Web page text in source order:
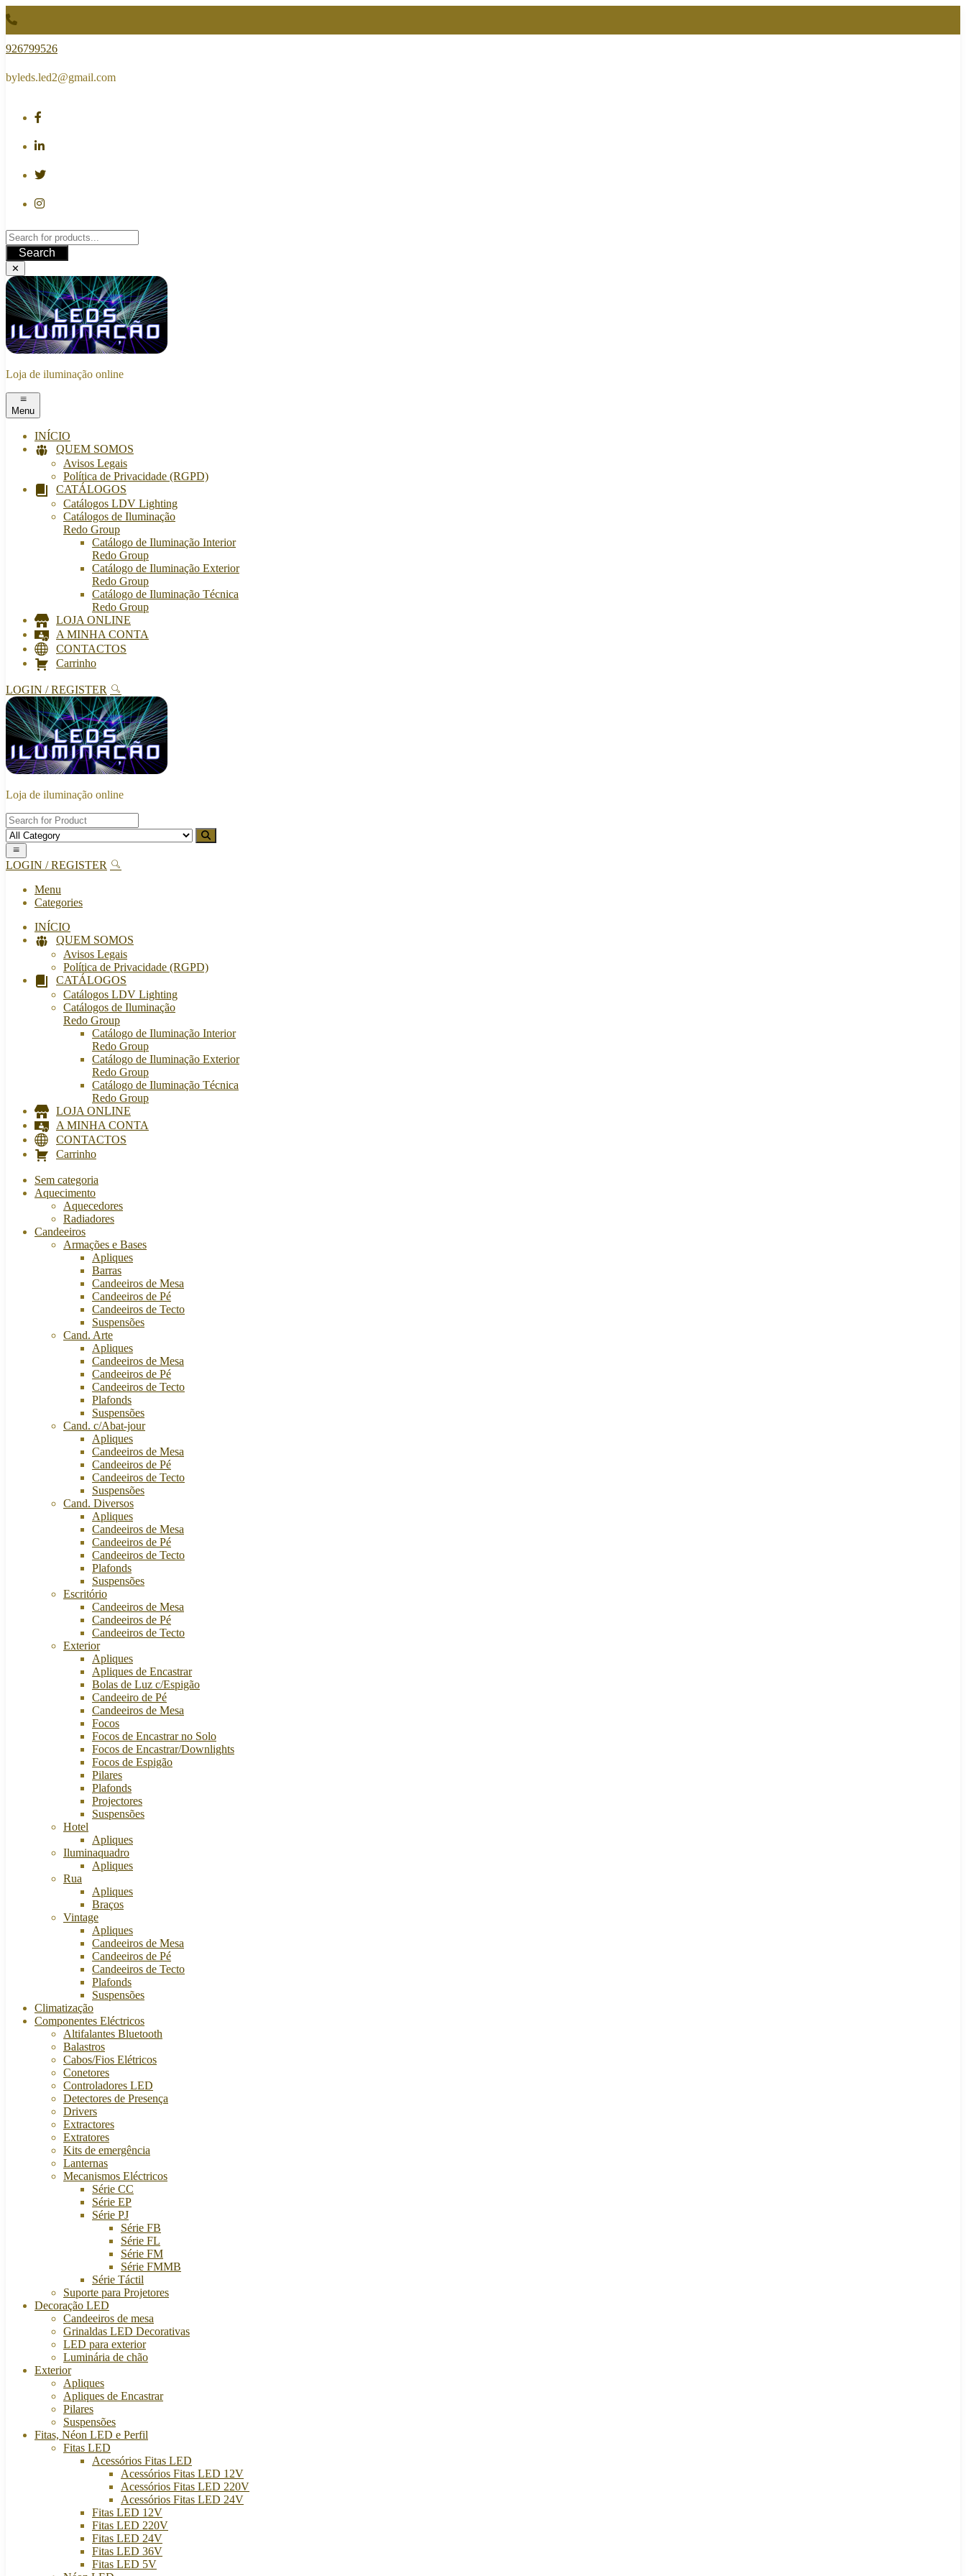
Skip
to
content
926799526
byleds.led2@gmail.com
Search
✕
Loja de iluminação online
Menu
INÍCIO
QUEM SOMOS
Avisos Legais
Política de Privacidade (RGPD)
CATÁLOGOS
Catálogos LDV Lighting
Catálogos de Iluminação
Redo Group
Catálogo de Iluminação Interior
Redo Group
Catálogo de Iluminação Exterior
Redo Group
Catálogo de Iluminação Técnica
Redo Group
LOJA ONLINE
A MINHA CONTA
CONTACTOS
Carrinho
LOGIN / REGISTER
Loja de iluminação online
LOGIN / REGISTER
Menu
Categories
INÍCIO
QUEM SOMOS
Avisos Legais
Política de Privacidade (RGPD)
CATÁLOGOS
Catálogos LDV Lighting
Catálogos de Iluminação
Redo Group
Catálogo de Iluminação Interior
Redo Group
Catálogo de Iluminação Exterior
Redo Group
Catálogo de Iluminação Técnica
Redo Group
LOJA ONLINE
A MINHA CONTA
CONTACTOS
Carrinho
Sem categoria
Aquecimento
Aquecedores
Radiadores
Candeeiros
Armações e Bases
Apliques
Barras
Candeeiros de Mesa
Candeeiros de Pé
Candeeiros de Tecto
Suspensões
Cand. Arte
Apliques
Candeeiros de Mesa
Candeeiros de Pé
Candeeiros de Tecto
Plafonds
Suspensões
Cand. c/Abat-jour
Apliques
Candeeiros de Mesa
Candeeiros de Pé
Candeeiros de Tecto
Suspensões
Cand. Diversos
Apliques
Candeeiros de Mesa
Candeeiros de Pé
Candeeiros de Tecto
Plafonds
Suspensões
Escritório
Candeeiros de Mesa
Candeeiros de Pé
Candeeiros de Tecto
Exterior
Apliques
Apliques de Encastrar
Bolas de Luz c/Espigão
Candeeiro de Pé
Candeeiros de Mesa
Focos
Focos de Encastrar no Solo
Focos de Encastrar/Downlights
Focos de Espigão
Pilares
Plafonds
Projectores
Suspensões
Hotel
Apliques
Iluminaquadro
Apliques
Rua
Apliques
Braços
Vintage
Apliques
Candeeiros de Mesa
Candeeiros de Pé
Candeeiros de Tecto
Plafonds
Suspensões
Climatização
Componentes Eléctricos
Altifalantes Bluetooth
Balastros
Cabos/Fios Elétricos
Conetores
Controladores LED
Detectores de Presença
Drivers
Extractores
Extratores
Kits de emergência
Lanternas
Mecanismos Eléctricos
Série CC
Série EP
Série PJ
Série FB
Série FL
Série FM
Série FMMB
Série Táctil
Suporte para Projetores
Decoração LED
Candeeiros de mesa
Grinaldas LED Decorativas
LED para exterior
Luminária de chão
Exterior
Apliques
Apliques de Encastrar
Pilares
Suspensões
Fitas, Néon LED e Perfil
Fitas LED
Acessórios Fitas LED
Acessórios Fitas LED 12V
Acessórios Fitas LED 220V
Acessórios Fitas LED 24V
Fitas LED 12V
Fitas LED 220V
Fitas LED 24V
Fitas LED 36V
Fitas LED 5V